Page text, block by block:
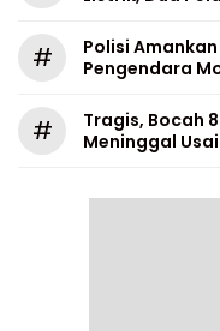
#
Polisi
Pengendara
#
Tragis, Bocah
Meninggal